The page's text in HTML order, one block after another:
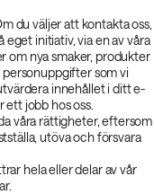
du väljer att kontakta oss,
initiativ, via en av våra
om nya smaker, produkter
personuppgifter som vi
innehållet i ditt e-
jobb hos oss.
våra rättigheter, eftersom
utöva och försvara
hela eller delar av vår